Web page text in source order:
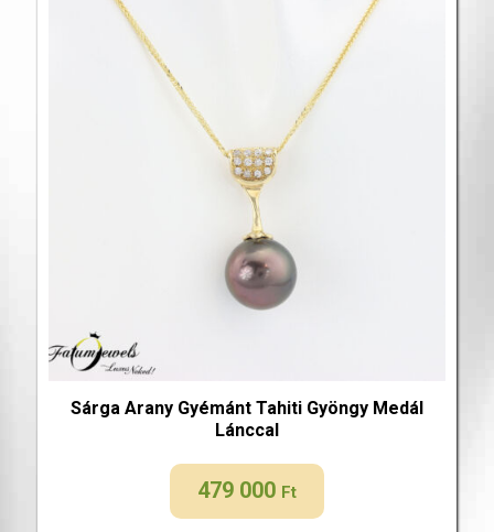
Sárga Arany Gyémánt Tahiti Gyöngy Medál
Lánccal
479 000 Ft